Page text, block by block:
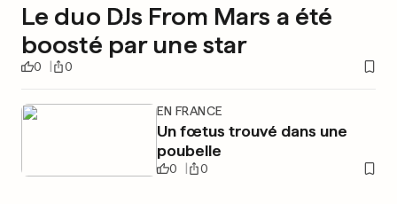
Le duo DJs From Mars a été
boosté par une star
0 0
EN FRANCE
Un fœtus trouvé dans une
poubelle
0 0